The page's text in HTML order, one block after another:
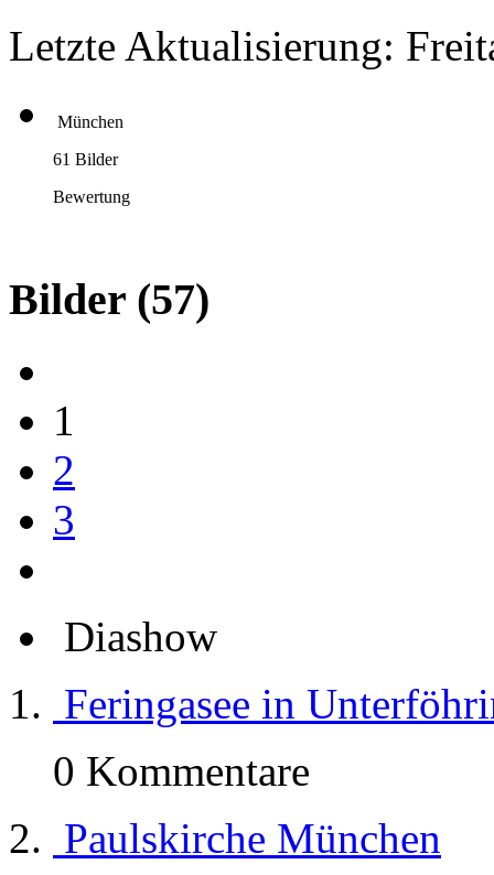
Letzte Aktualisierung:
München
61 Bilder
Bewertung
Bilder (57)
1
2
3
Diashow
Feringasee in
0 Kommentare
Paulskirche München